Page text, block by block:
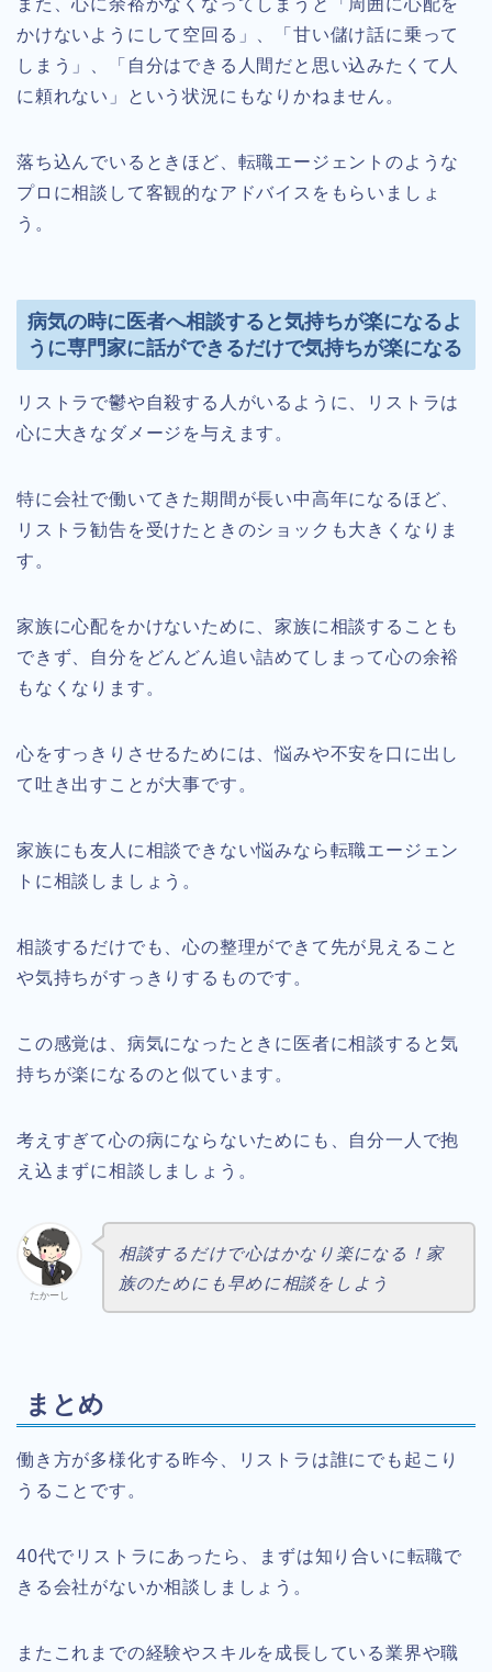
また、心に余裕がなくなってしまうと「周囲に心配を
かけないようにして空回る」、「甘い儲け話に乗って
しまう」、「自分はできる人間だと思い込みたくて人
に頼れない」という状況にもなりかねません。
落ち込んでいるときほど、転職エージェントのような
プロに相談して客観的なアドバイスをもらいましょ
う。
病気の時に医者へ相談すると気持ちが楽になるよ
うに専門家に話ができるだけで気持ちが楽になる
リストラで鬱や自殺する人がいるように、リストラは
心に大きなダメージを与えます。
特に会社で働いてきた期間が長い中高年になるほど、
リストラ勧告を受けたときのショックも大きくなりま
す。
家族に心配をかけないために、家族に相談することも
できず、自分をどんどん追い詰めてしまって心の余裕
もなくなります。
心をすっきりさせるためには、悩みや不安を口に出し
て吐き出すことが大事です。
家族にも友人に相談できない悩みなら転職エージェン
トに相談しましょう。
相談するだけでも、心の整理ができて先が見えること
や気持ちがすっきりするものです。
この感覚は、病気になったときに医者に相談すると気
持ちが楽になるのと似ています。
考えすぎて心の病にならないためにも、自分一人で抱
え込まずに相談しましょう。
たかーし
相談するだけで心はかなり楽になる！家
族のためにも早めに相談をしよう
まとめ
働き方が多様化する昨今、リストラは誰にでも起こり
うることです。
40代でリストラにあったら、まずは知り合いに転職で
きる会社がないか相談しましょう。
またこれまでの経験やスキルを成長している業界や職